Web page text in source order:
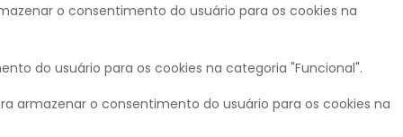
o consentimento do usuário para os cookies na
do usuário para os cookies na categoria "Funcional".
armazenar o consentimento do usuário para os cookies na